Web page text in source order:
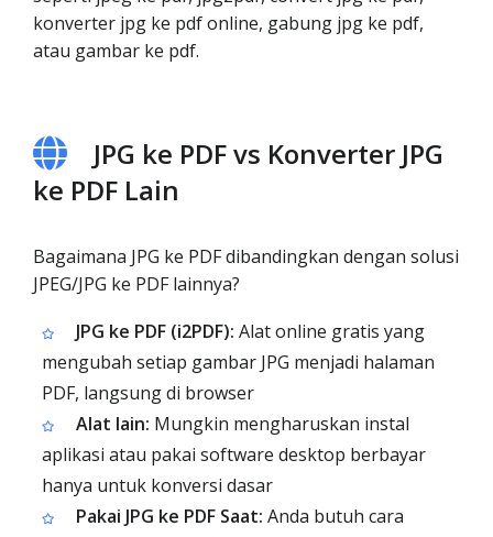
konverter jpg ke pdf online, gabung jpg ke pdf,
atau gambar ke pdf.
JPG ke PDF vs Konverter JPG
ke PDF Lain
Bagaimana JPG ke PDF dibandingkan dengan solusi
JPEG/JPG ke PDF lainnya?
JPG ke PDF (i2PDF): Alat online gratis yang
mengubah setiap gambar JPG menjadi halaman
PDF, langsung di browser
Alat lain: Mungkin mengharuskan instal
aplikasi atau pakai software desktop berbayar
hanya untuk konversi dasar
Pakai JPG ke PDF Saat: Anda butuh cara